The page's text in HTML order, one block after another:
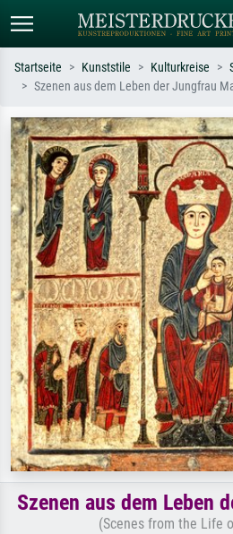
Suchen Sie nach Künstlern, Werktiteln
oder Stilen – z.B. Monet,
Sternennacht, Impressionismus, Welle
Hokusai, Akt.
Startseite Kunststile Kulturkreise
Szenen aus dem Leben der Jungfrau
Szenen aus dem Leben
(Scenes from the Life